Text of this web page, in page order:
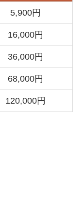
5,900円
16,000円
36,000円
68,000円
120,000円